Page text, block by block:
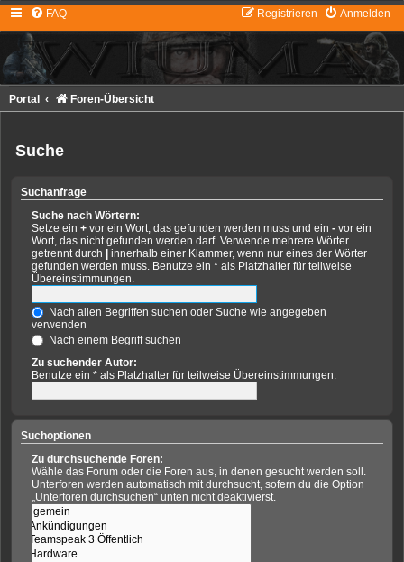
FAQ Anmelden
Registrieren
Portal Foren-Übersicht
Suche
Suchanfrage
Suche nach Wörtern:
Setze ein + vor ein Wort, das gefunden werden muss und ein - vor ein
Wort, das nicht gefunden werden darf. Verwende mehrere Wörter
getrennt durch | innerhalb einer Klammer, wenn nur eines der Wörter
gefunden werden muss. Benutze ein * als Platzhalter für teilweise
Übereinstimmungen.
Nach allen Begriffen suchen oder Suche wie angegeben
verwenden
Nach einem Begriff suchen
Zu suchender Autor:
Benutze ein * als Platzhalter für teilweise Übereinstimmungen.
Suchoptionen
Zu durchsuchende Foren:
Wähle das Forum oder die Foren aus, in denen gesucht werden soll.
Unterforen werden automatisch mit durchsucht, sofern du die Option
„Unterforen durchsuchen“ unten nicht deaktivierst.